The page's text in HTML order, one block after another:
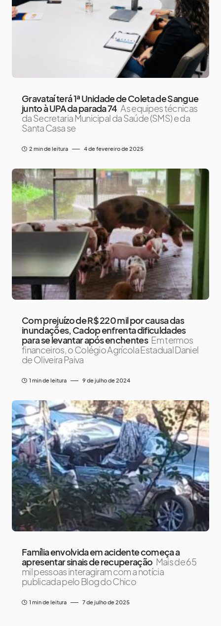
Gravataí terá 1ª Unidade de Coleta de Sangue
junto à UPA da parada 74 As equipes técnicas
da Secretaria Municipal da Saúde (SMS) e da
Santa Casa se
2 min de leitura 4 de fevereiro de 2025
Com prejuízo de R$ 220 mil por causa das
inundações, Cadop enfrenta dificuldades
para se levantar após enchentes Em termos
financeiros, o Colégio Agrícola Estadual Daniel
de Oliveira Paiva
1 min de leitura 9 de julho de 2024
Família envolvida em acidente começa a
apresentar sinais de recuperação Mais de 65
mil pessoas interagiram com a notícia
publicada pelo Blog do Chico
1 min de leitura 7 de julho de 2025